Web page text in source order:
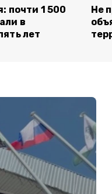
почти 1 500
в
лет
Не